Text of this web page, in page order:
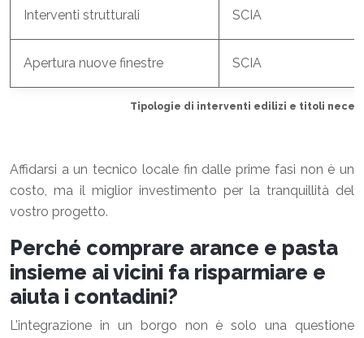
Tipologie di interventi edilizi e titoli
Interventi strutturali SCIA
Apertura nuove finestre SCIA
Affidarsi a un tecnico locale fin dalle prime fasi non è un
costo, ma il miglior investimento per la tranquillità del
vostro progetto.
Perché comprare arance e pasta
insieme ai vicini fa risparmiare e
aiuta i contadini?
L’integrazione in un borgo non è solo una questione